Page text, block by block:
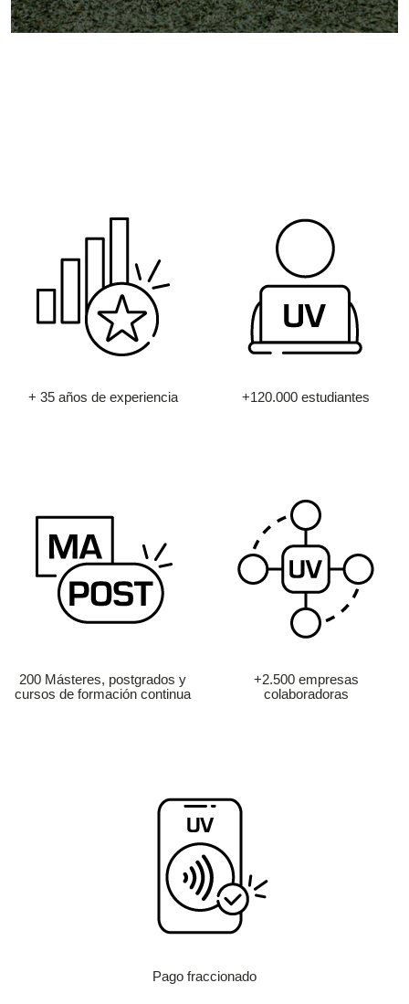
+ 35 años de experiencia +120.000 estudiantes
200 Másteres, postgrados y
cursos de formación continua
+2.500 empresas
colaboradoras
Pago fraccionado